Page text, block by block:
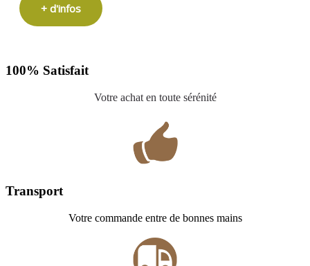
+ d'infos
100% Satisfait
Votre achat en toute sérénité
Transport
Votre commande entre de bonnes mains